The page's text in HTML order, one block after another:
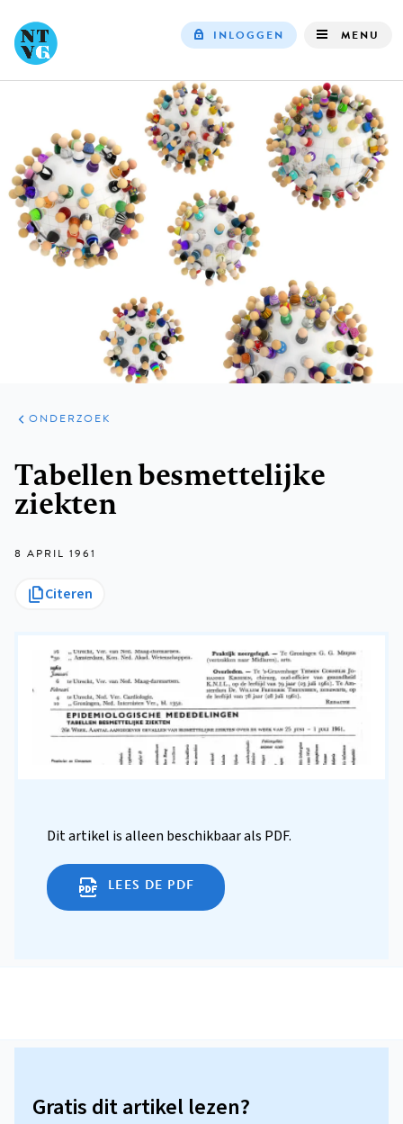
navigation
INLOGGEN MENU
ARTIKELEN
ONDERZOEK
ONDERZOEK
Tabellen besmettelijke
ziekten
8 APRIL 1961
Citeren
Dit artikel is alleen beschikbaar als PDF.
LEES DE PDF
Gratis dit artikel lezen?